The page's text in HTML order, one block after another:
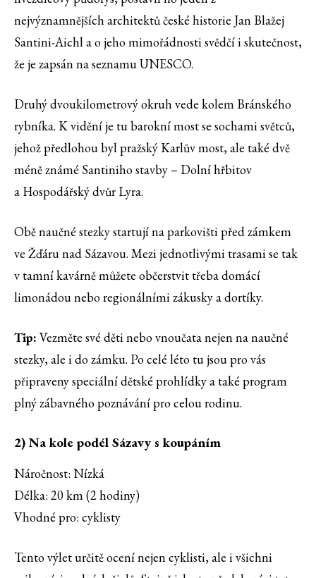
nejvýznamnějších architektů české historie Jan Blažej
Santini-Aichl a o jeho mimořádnosti svědčí i skutečnost,
že je zapsán na seznamu UNESCO.
Druhý dvoukilometrový okruh vede kolem Bránského
rybníka. K vidění je tu barokní most se sochami světců,
jehož předlohou byl pražský Karlův most, ale také dvě
méně známé Santiniho stavby – Dolní hřbitov
a Hospodářský dvůr Lyra.
Obě naučné stezky startují na parkovišti před zámkem
ve Žďáru nad Sázavou. Mezi jednotlivými trasami se tak
v tamní kavárně můžete občerstvit třeba domácí
limonádou nebo regionálními zákusky a dortíky.
Tip:Vezměte své děti nebo vnoučata nejen na naučné
stezky, ale i do zámku. Po celé léto tu jsou pro vás
připraveny speciální dětské prohlídky a také program
plný zábavného poznávání pro celou rodinu.
2) Na kole podél Sázavy s koupáním
Náročnost: Nízká
Délka: 20 km (2 hodiny)
Vhodné pro: cyklisty
Tento výlet určitě ocení nejen cyklisti, ale i všichni